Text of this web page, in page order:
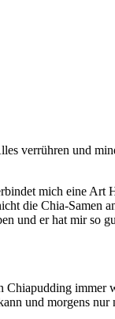
verrühren und
mich eine Art
die Chia-Samen
und er hat mir so
Chiapudding immer
und morgens